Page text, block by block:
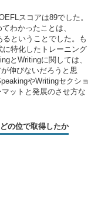
スコアは89でした。
わかったことは、
ということでした。も
特化したトレーニング
とWritingに関しては、
伸びないだろうと思
やWritingセクショ
ットと発展のさせ方な
の位で取得したか